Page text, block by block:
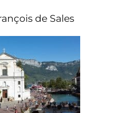
de Sales